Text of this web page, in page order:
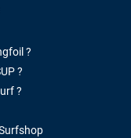
?
?
?